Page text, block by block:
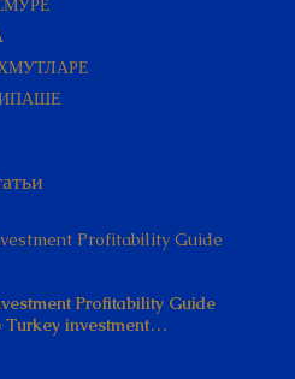
Turkey investment…